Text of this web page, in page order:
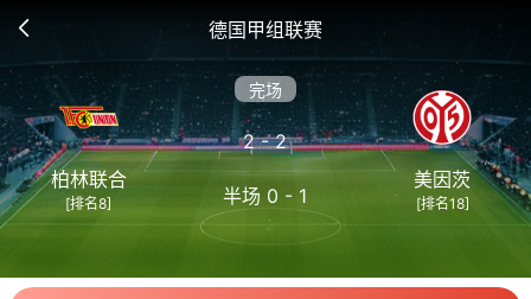
德国甲组联赛
柏林联合
[排名8]
完场
2 - 2
半场 0 - 1
美因茨
[排名18]